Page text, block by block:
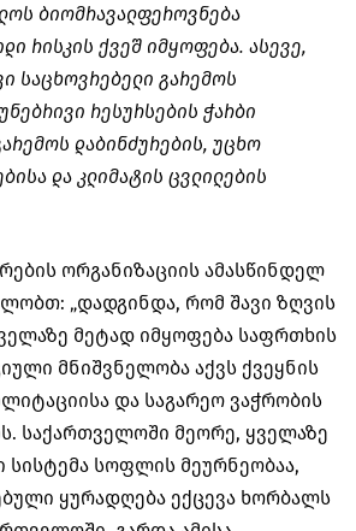
ბიომრავალფეროვნება
რისკის ქვეშ იმყოფება. ასევე,
საცხოვრებელი გარემოს
რესურსების ჭარბი
დაბინძურების, უცხო
და კლიმატის ცვლილების
ორგანიზაციის ამასწინდელ
„დადგინდა, რომ შავი ზღვის
მეტად იმყოფება საფრთხის
მნიშვნელობა აქვს ქვეყნის
და საგარეო ვაჭრობის
საქართველოში მეორე, ყველაზე
სოფლის მეურნეობაა,
ყურადღება ექცევა ხორბალს